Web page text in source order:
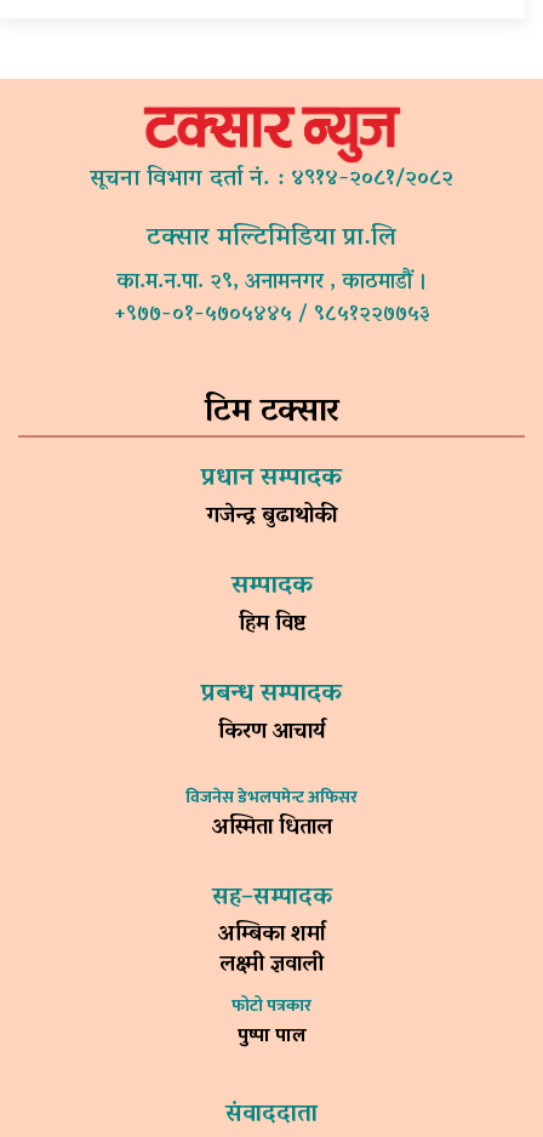
सूचना विभाग दर्ता नं. : ४९१४-२०८१/२०८२
टक्सार मल्टिमिडिया प्रा.लि
का.म.न.पा. २९, अनामनगर , काठमाडौं ।
+९७७-०१-५७०५४४५ / ९८५१२२७७५३
टिम टक्सार
प्रधान सम्पादक
गजेन्द्र बुढाथोकी
सम्पादक
हिम विष्ट
प्रबन्ध सम्पादक
किरण आचार्य
विजनेस डेभलपमेन्ट अफिसर
अस्मिता धिताल
सह–सम्पादक
अम्बिका शर्मा
लक्ष्मी ज्ञवाली
फोटो पत्रकार
पुष्पा पाल
संवाददाता